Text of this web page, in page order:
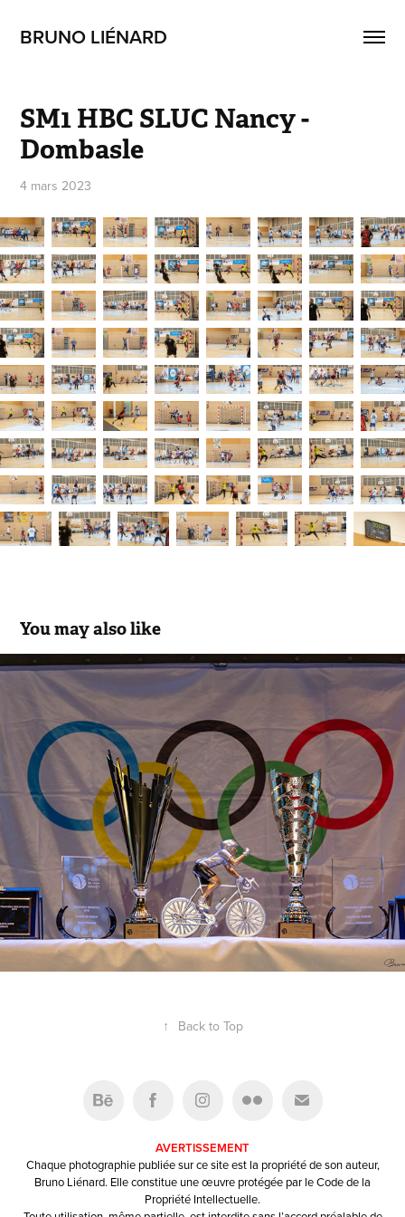
BRUNO LIÉNARD
SM1 HBC SLUC Nancy -
Dombasle
4 mars 2023
You may also like
Trophées Sportifs Villarois 2018
2018
↑ Back to Top
AVERTISSEMENT
Chaque photographie publiée sur ce site est la propriété de son auteur,
Bruno Liénard. Elle constitue une œuvre protégée par le Code de la
Propriété Intellectuelle.